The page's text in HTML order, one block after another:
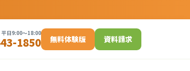
日9:00〜18:00
1850 無料体験版 資料請求